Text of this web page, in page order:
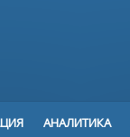
АНАЛИТИКА